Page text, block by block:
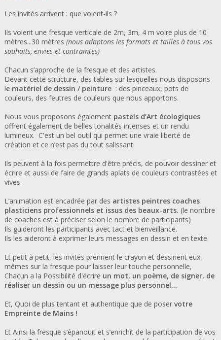
Les invités arrivent : que voient-ils ?
Ils voient une fresque verticale de 2m, 3m, 4 m voire plus de 10
mètres...30 mètres (nous adaptons les formats et tailles à tous vos
souhaits, envies et contraintes)
Chacun s’approche de la fresque et des artistes.
Devant cette structure, des tables sur lesquelles nous disposons
le matériel de dessin / peinture: des pinceaux, pots de
couleurs, des feutres de couleurs que nous apportons.
Nous vous proposons également pastels d’Art écologiques
offrent également de belles tonalités intenses et un rendu
lumineux. C'est un bel outil qui permet une vraie liberté de
création et ce n’est pas du tout salissant.
Ils peuvent à la fois permettre d'être précis, de pouvoir dessiner et
écrire et aussi de faire de grands aplats de couleurs contrastées et
vives.
L’animation est encadrée par des artistes peintres coaches
plasticiens professionnels et issus des beaux-arts. (le nombre
de coaches est à préciser selon le nombre de participants)
Ils guideront les participants avec tact et bienveillance.
Ils les aideront à exprimer leurs messages en dessin et en texte
Et petit à petit, les invités prennent le crayon et dessinent eux-
mêmes sur la fresque pour laisser leur touche personnelle,
Chacun a la Possibilité d'écrire un mot, un poème, de signer, de
réaliser un dessin ou un message plus personnel…
Et, Quoi de plus tentant et authentique que de poser votre
Empreinte de Mains !
Et Ainsi la fresque s’épanouit et s’enrichit de la participation de vos